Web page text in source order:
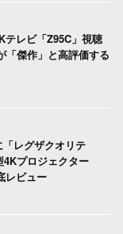
テレビ「Z95C」視聴
「傑作」と高評価する
レグザクオリテ
4Kプロジェクター
レビュー